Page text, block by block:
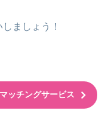
ましょう！
ッチングサービス